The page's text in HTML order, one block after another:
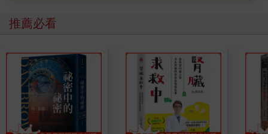
我住在有幾十年歷史、外表乾淨、老人多、樹多的老社區，天天
住難免寂寞，但每當我走出住處的大門，就像是在某個陌生又新
鮮的地方旅遊，這讓我愛上了孤獨的自處時間。
生活中有各種鳥事，遇到委屈、不公平和令人煩心的事，但也有
幸運、新鮮、驚喜、順遂、美麗。體驗過什麼是好的，才知道哪
裡不夠好；體驗過什麼是糟糕的，才知道什麼是好得驚人。既然
付出了離開家鄉的代價，只要一有機會，我都會盡量去探索各地
推薦必看